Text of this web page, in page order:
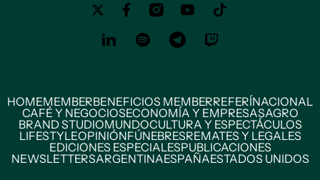
HOMEMEMBERBENEFICIOS MEMBERREFERÍNACIONAL
CAFÉ Y NEGOCIOSECONOMÍA Y EMPRESASAGRO
BRAND STUDIOMUNDOCULTURA Y ESPECTÁCULOS
LIFESTYLEOPINIÓNFÚNEBRESREMATES Y LEGALES
EDICIONES ESPECIALESPUBLICACIONES
NEWSLETTERSARGENTINAESPAÑAESTADOS UNIDOS